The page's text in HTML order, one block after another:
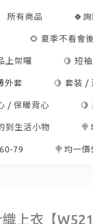
所有商品 🍀
🌻 夏季不看會後
上架囉 🍋 短
外套 🍋 套裝 /
/ 保暖背心 🍋
到生活小物 🍭
79 🍭均一
上衣【W521